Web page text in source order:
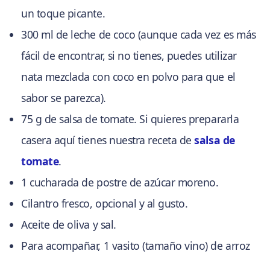
un toque picante.
300 ml de leche de coco (aunque cada vez es más
fácil de encontrar, si no tienes, puedes utilizar
nata mezclada con coco en polvo para que el
sabor se parezca).
75 g de salsa de tomate. Si quieres prepararla
casera aquí tienes nuestra receta desalsa de
tomate.
1 cucharada de postre de azúcar moreno.
Cilantro fresco, opcional y al gusto.
Aceite de oliva y sal.
Para acompañar, 1 vasito (tamaño vino) de arroz